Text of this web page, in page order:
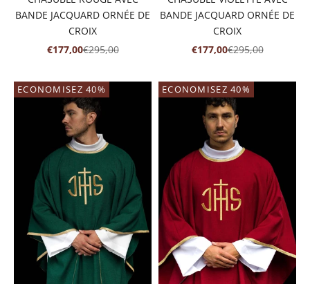
BANDE JACQUARD ORNÉE DE
CROIX
PRIX DE VENTE
€177,00PRIX NORMAL
€295,00
BANDE JACQUARD ORNÉE DE
CROIX
PRIX DE VENTE
€177,00PRIX NORMAL
€295,00
ECONOMISEZ 40% ECONOMISEZ 40%